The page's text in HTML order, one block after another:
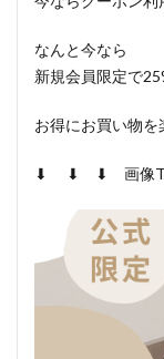
なんと今なら
新規会員限定で
お得にお買い物を
⬇︎ ⬇︎ ⬇︎ 画像